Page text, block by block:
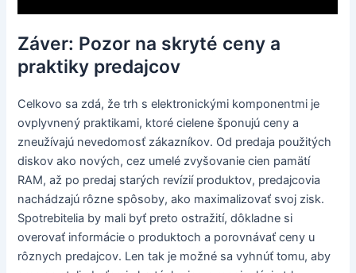
Záver: Pozor na skryté ceny a
praktiky predajcov
Celkovo sa zdá, že trh s elektronickými komponentmi je
ovplyvnený praktikami, ktoré cielene šponujú ceny a
zneužívajú nevedomosť zákazníkov. Od predaja použitých
diskov ako nových, cez umelé zvyšovanie cien pamätí
RAM, až po predaj starých revízií produktov, predajcovia
nachádzajú rôzne spôsoby, ako maximalizovať svoj zisk.
Spotrebitelia by mali byť preto ostražití, dôkladne si
overovať informácie o produktoch a porovnávať ceny u
rôznych predajcov. Len tak je možné sa vyhnúť tomu, aby